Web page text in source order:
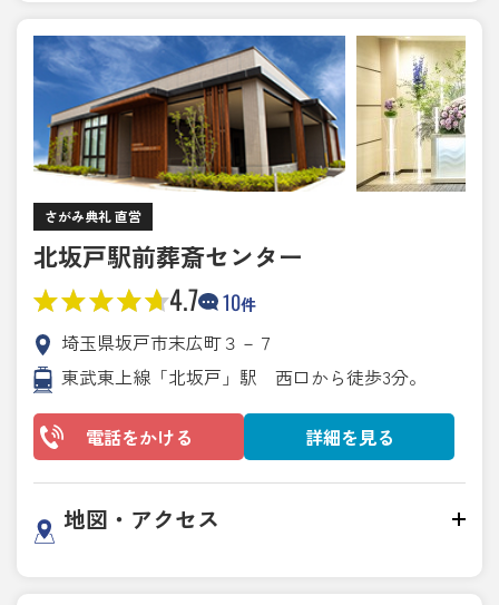
さがみ典礼 直営
北坂戸駅前葬斎センター
4.7 10件
埼玉県坂戸市末広町３－７
東武東上線「北坂戸」駅 西口から徒歩3分。
電話をかける 詳細を見る
地図・アクセス